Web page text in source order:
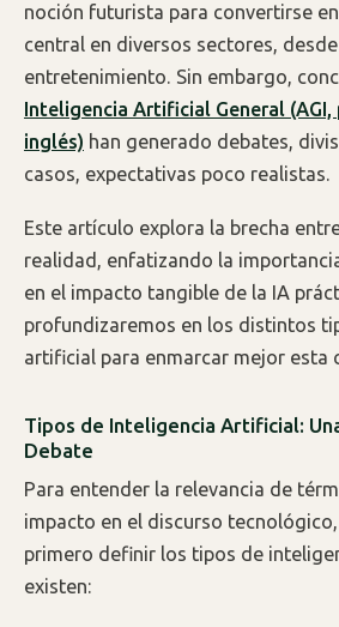
noción futurista para convertirse
central en diversos sectores,
entretenimiento. Sin embargo,
Inteligencia Artificial General (AGI,
inglés) han generado debates,
casos, expectativas poco realistas.
Este artículo explora la brecha
realidad, enfatizando la
en el impacto tangible de la IA
profundizaremos en los distintos
artificial para enmarcar mejor esta
Tipos de Inteligencia Artificial:
Debate
Para entender la relevancia de
impacto en el discurso
primero definir los tipos de
existen: